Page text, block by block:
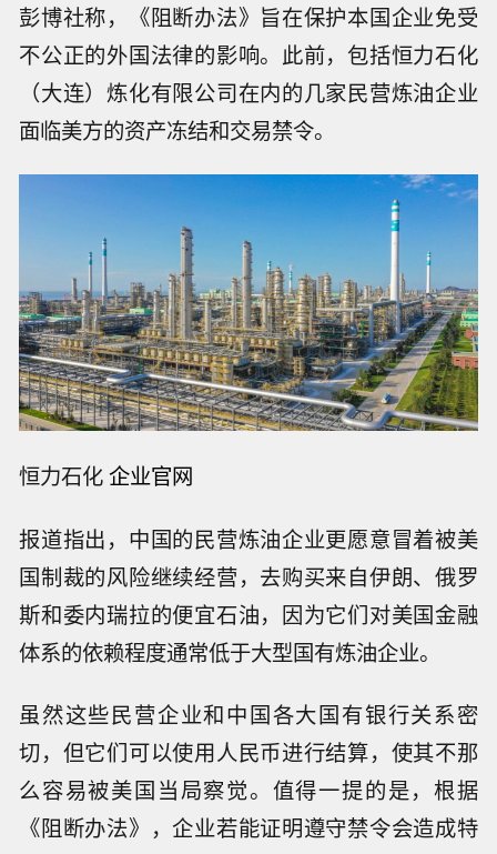
彭博社称，《阻断办法》旨在保护本国企业免受
不公正的外国法律的影响。此前，包括恒力石化
（大连）炼化有限公司在内的几家民营炼油企业
面临美方的资产冻结和交易禁令。
恒力石化企业官网
报道指出，中国的民营炼油企业更愿意冒着被美
国制裁的风险继续经营，去购买来自伊朗、俄罗
斯和委内瑞拉的便宜石油，因为它们对美国金融
体系的依赖程度通常低于大型国有炼油企业。
虽然这些民营企业和中国各大国有银行关系密
切，但它们可以使用人民币进行结算，使其不那
么容易被美国当局察觉。值得一提的是，根据
《阻断办法》，企业若能证明遵守禁令会造成特